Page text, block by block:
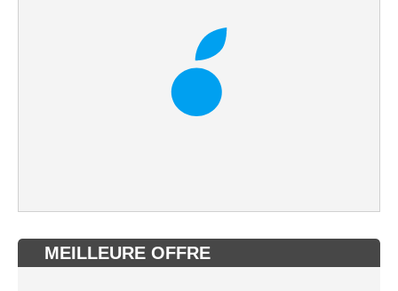
MEILLEURE OFFRE